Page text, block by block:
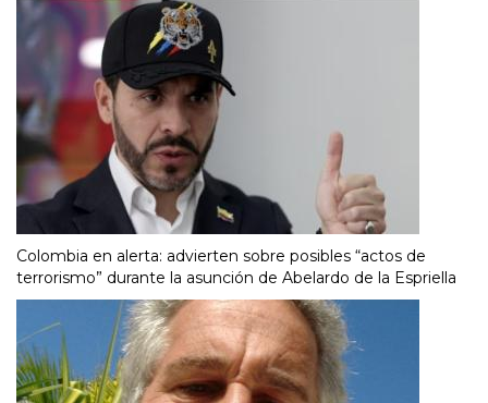
Colombia en alerta: advierten sobre posibles “actos de
terrorismo” durante la asunción de Abelardo de la Espriella